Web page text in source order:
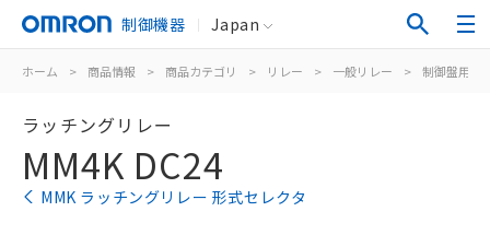
制御機器 Japan
ホーム > 商品情報 > 商品カテゴリ > リレー > 一般リレー > 制御盤用
ラッチングリレー
MM4K DC24
MMK ラッチングリレー 形式セレクタ